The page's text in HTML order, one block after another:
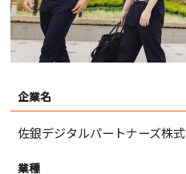
企業名
佐銀デジタルパートナーズ株
業種